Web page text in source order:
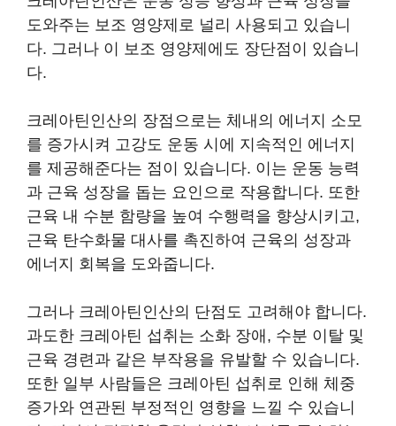
도와주는 보조 영양제로 널리 사용되고 있습니
다. 그러나 이 보조 영양제에도 장단점이 있습니
다.
크레아틴인산의 장점으로는 체내의 에너지 소모
를 증가시켜 고강도 운동 시에 지속적인 에너지
를 제공해준다는 점이 있습니다. 이는 운동 능력
과 근육 성장을 돕는 요인으로 작용합니다. 또한
근육 내 수분 함량을 높여 수행력을 향상시키고,
근육 탄수화물 대사를 촉진하여 근육의 성장과
에너지 회복을 도와줍니다.
그러나 크레아틴인산의 단점도 고려해야 합니다.
과도한 크레아틴 섭취는 소화 장애, 수분 이탈 및
근육 경련과 같은 부작용을 유발할 수 있습니다.
또한 일부 사람들은 크레아틴 섭취로 인해 체중
증가와 연관된 부정적인 영향을 느낄 수 있습니